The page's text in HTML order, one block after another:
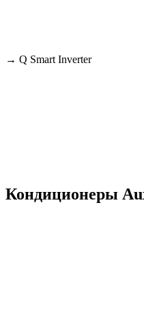
→ Q Smart Inverter
Кондиционеры